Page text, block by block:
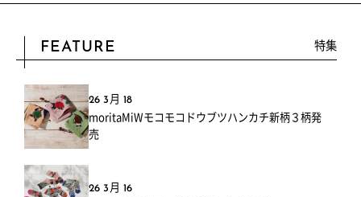
FEATURE 特集
26 3月 18
moritaMiWモコモコドウブツハンカチ新柄３柄発
売
26 3月 16